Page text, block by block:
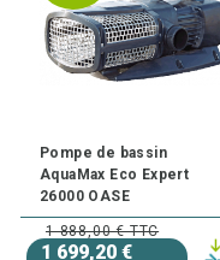
Pompe de bassin
AquaMax Eco Expert
26000 OASE
1 888,00 € TTC
1 699,20 €